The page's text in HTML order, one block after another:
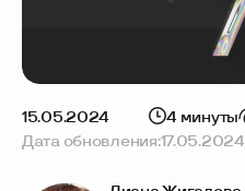
15.05.2024 4 минуты
Дата обновления:17.05.2024